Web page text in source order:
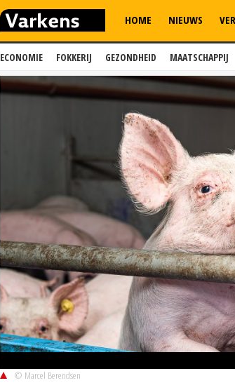
ECONOMIE FOKKERIJ GEZONDHEID MAATSCHAPPIJ
HOME NIEUWS
© Marcel Berendsen